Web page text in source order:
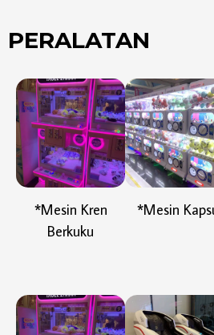
PERALATAN
*Mesin Kren
Berkuku
*Mesin